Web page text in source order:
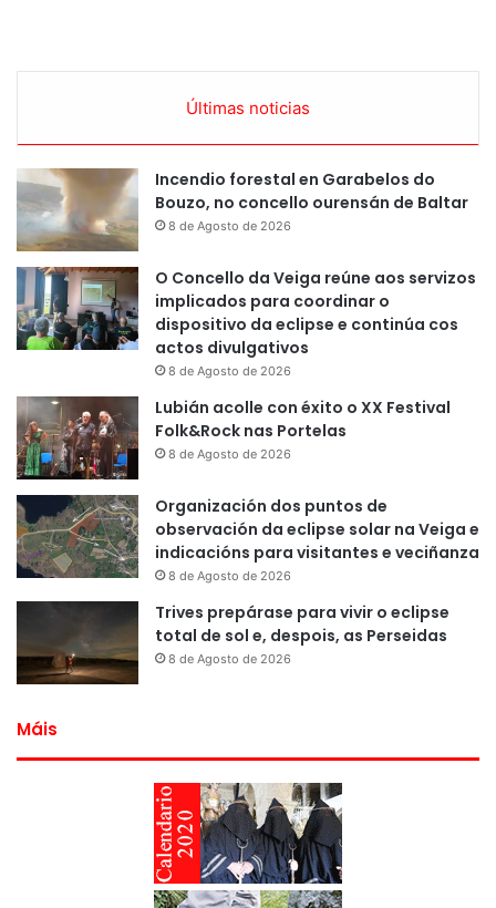
Últimas noticias
Incendio forestal en Garabelos do
Bouzo, no concello ourensán de Baltar
8 de Agosto de 2026
O Concello da Veiga reúne aos servizos
implicados para coordinar o
dispositivo da eclipse e continúa cos
actos divulgativos
8 de Agosto de 2026
Lubián acolle con éxito o XX Festival
Folk&Rock nas Portelas
8 de Agosto de 2026
Organización dos puntos de
observación da eclipse solar na Veiga e
indicacións para visitantes e veciñanza
8 de Agosto de 2026
Trives prepárase para vivir o eclipse
total de sol e, despois, as Perseidas
8 de Agosto de 2026
Máis